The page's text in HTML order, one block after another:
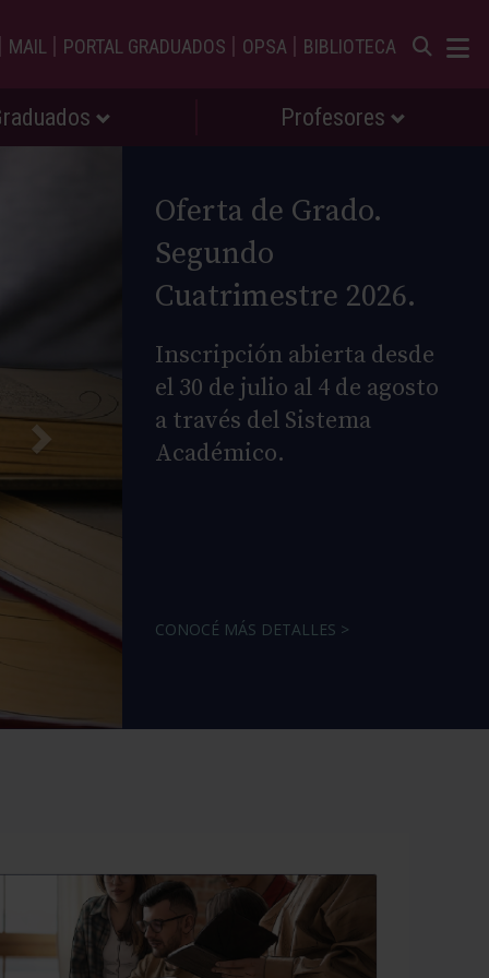
| MAIL | PORTAL GRADUADOS | OPSA | BIBLIOTECA
Profesores
Oferta de Grado.
Segundo
Cuatrimestre 2026.
Inscripción abierta desde
el 30 de julio al 4 de agosto
a través del Sistema
Académico.
CONOCÉ MÁS DETALLES >